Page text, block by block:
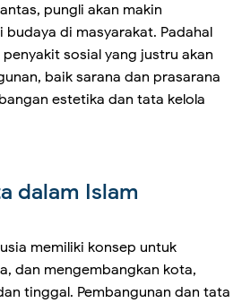
pungli akan makin
budaya di masyarakat. Padahal
sosial yang justru akan
baik sarana dan prasarana
estetika dan tata kelola
dalam Islam
memiliki konsep untuk
dan mengembangkan kota,
tinggal. Pembangunan dan tata